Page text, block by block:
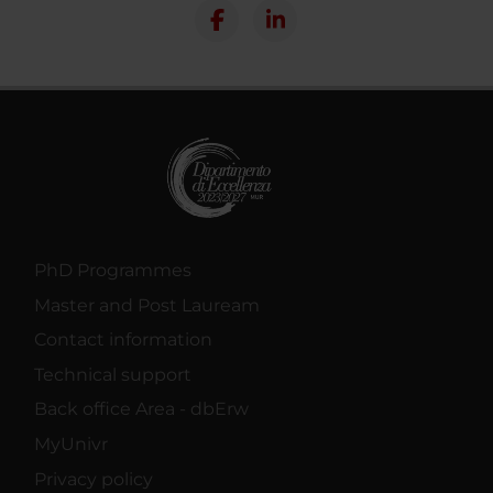
PhD Programmes
Master and Post Lauream
Contact information
Technical support
Back office Area - dbErw
MyUnivr
Privacy policy